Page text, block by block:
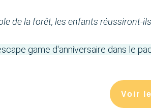
de la forêt, les enfants réussiront-
game d'anniversaire dans le
Voir